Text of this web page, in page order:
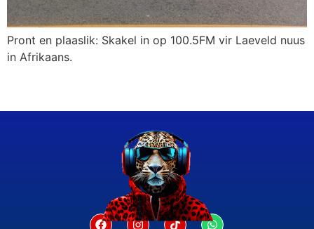
Pront en plaaslik: Skakel in op 100.5FM vir Laeveld nuus
in Afrikaans.